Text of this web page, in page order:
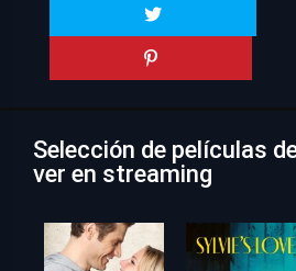
Selección de películas
ver en streaming